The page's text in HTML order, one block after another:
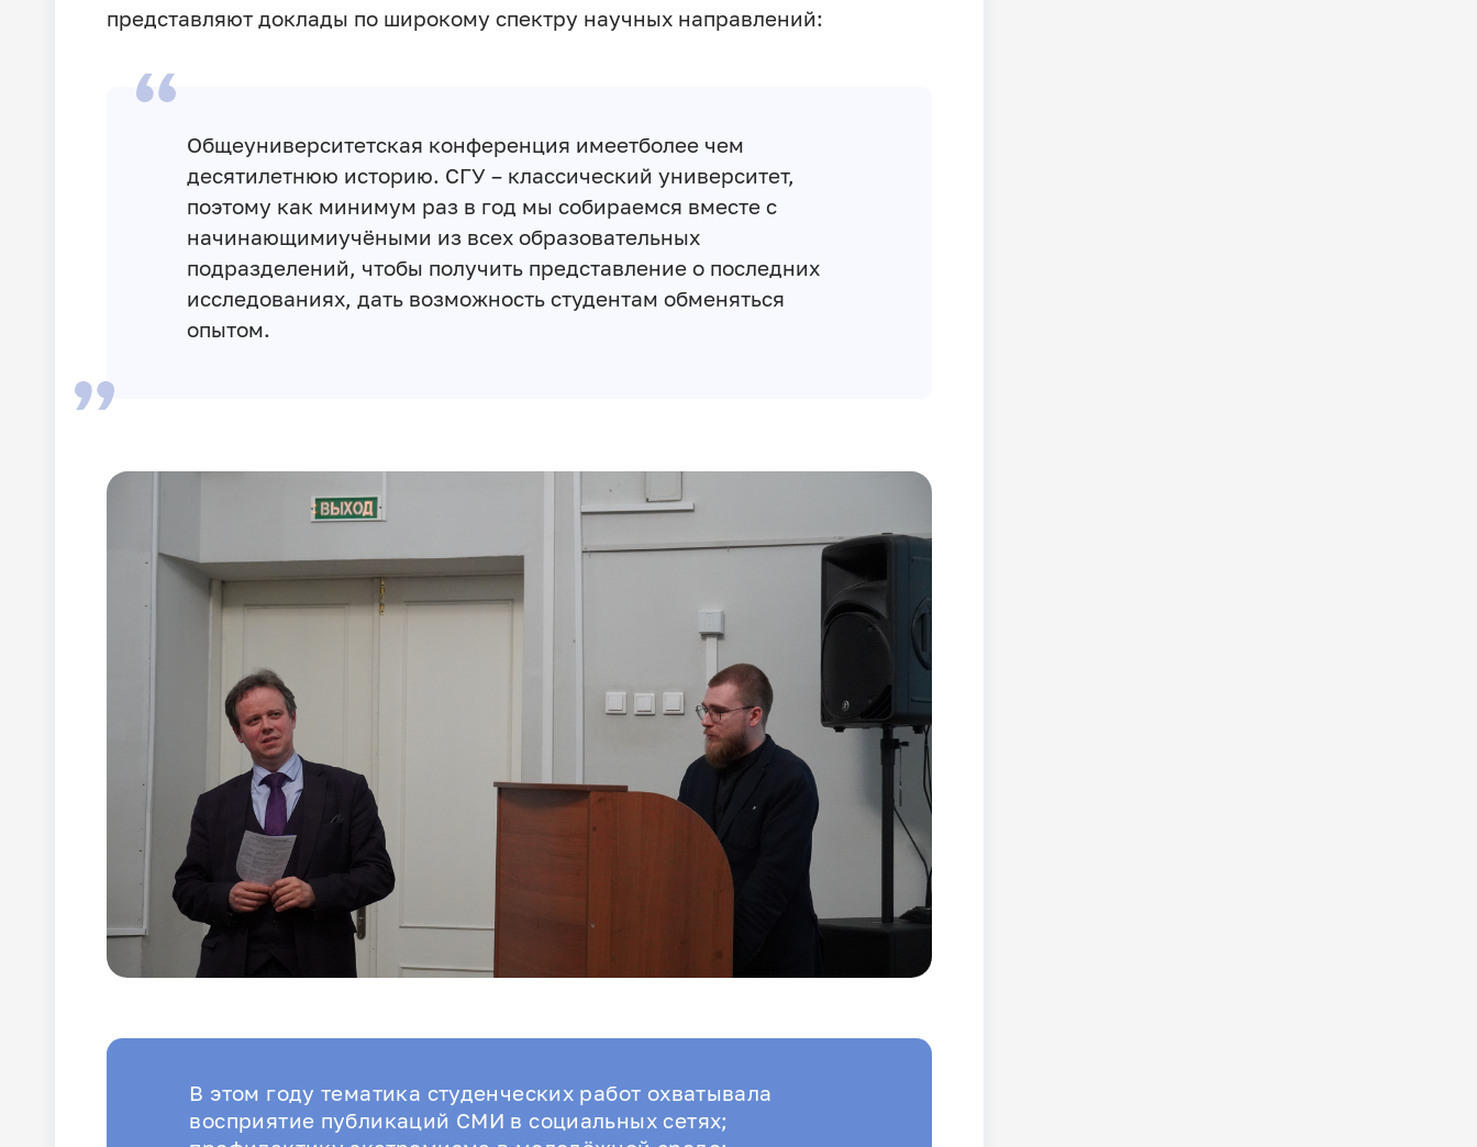
представляют доклады по широкому спектру научных направлений:
Общеуниверситетская конференция имеетболее чем
десятилетнюю историю. СГУ – классический университет,
поэтому как минимум раз в год мы собираемся вместе с
начинающимиучёными из всех образовательных
подразделений, чтобы получить представление о последних
исследованиях, дать возможность студентам обменяться
опытом.
В этом году тематика студенческих работ охватывала
восприятие публикаций СМИ в социальных сетях;